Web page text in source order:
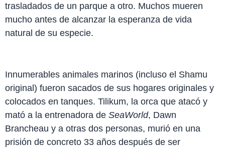
trasladados de un parque a otro. Muchos mueren
mucho antes de alcanzar la esperanza de vida
natural de su especie.
Innumerables animales marinos (incluso el Shamu
original) fueron sacados de sus hogares originales y
colocados en tanques. Tilikum, la orca que atacó y
mató a la entrenadora de SeaWorld, Dawn
Brancheau y a otras dos personas, murió en una
prisión de concreto 33 años después de ser